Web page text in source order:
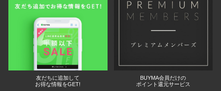
友だちに追加して
お得な情報をGET!
BUYMA会員だけの
ポイント還元サービス